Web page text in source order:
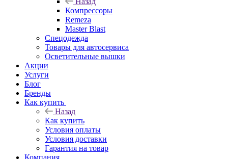
Компрессоры
Remeza
Master Blast
Спецодежда
Товары для автосервиса
Осветительные вышки
Акции
Услуги
Блог
Бренды
Как купить
Назад
Как купить
Условия оплаты
Условия доставки
Гарантия на товар
Компания